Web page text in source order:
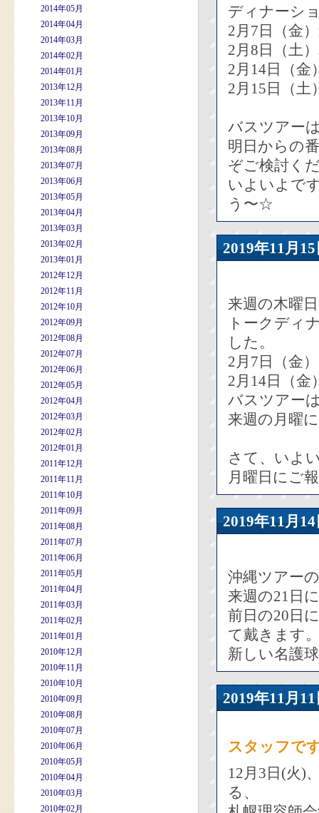
2014年05月
2014年04月
2014年03月
2014年02月
2014年01月
2013年12月
2013年11月
2013年10月
2013年09月
2013年08月
2013年07月
2013年06月
2013年05月
2013年04月
2013年03月
2013年02月
2013年01月
2012年12月
2012年11月
2012年10月
2012年09月
2012年08月
2012年07月
2012年06月
2012年05月
2012年04月
2012年03月
2012年02月
2012年01月
2011年12月
2011年11月
2011年10月
2011年09月
2011年08月
2011年07月
2011年06月
2011年05月
2011年04月
2011年03月
2011年02月
2011年01月
2010年12月
2010年11月
2010年10月
2010年09月
2010年08月
2010年07月
2010年06月
2010年05月
2010年04月
2010年03月
2010年02月
ディナーシ
2月7日（金
2月8日（土
2月14日（金
2月15日（土
バスツアー
明日からの
ぞご検討く
いよいよで
う〜☆
2019年11
来週の木曜
トークディ
した。
2月7日（金
2月14日（金
バスツアー
来週の月曜
さて、いよ
月曜日にご
2019年11
沖縄ツアー
来週の21日
前日の20日
て戴きます
新しい名護
2019年11
スタッフで
12月3日(火)
る、